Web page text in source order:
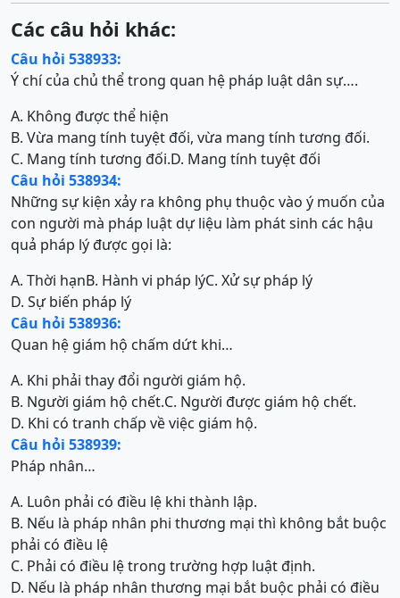
Các câu hỏi khác:
Câu hỏi 538933:
Ý chí của chủ thể trong quan hệ pháp luật dân sự….
A. Không được thể hiện
B. Vừa mang tính tuyệt đối, vừa mang tính tương đối.
C. Mang tính tương đối.D. Mang tính tuyệt đối
Câu hỏi 538934:
Những sự kiện xảy ra không phụ thuộc vào ý muốn của
con người mà pháp luật dự liệu làm phát sinh các hậu
quả pháp lý được gọi là:
A. Thời hạnB. Hành vi pháp lýC. Xử sự pháp lý
D. Sự biến pháp lý
Câu hỏi 538936:
Quan hệ giám hộ chấm dứt khi…
A. Khi phải thay đổi người giám hộ.
B. Người giám hộ chết.C. Người được giám hộ chết.
D. Khi có tranh chấp về việc giám hộ.
Câu hỏi 538939:
Pháp nhân…
A. Luôn phải có điều lệ khi thành lập.
B. Nếu là pháp nhân phi thương mại thì không bắt buộc
phải có điều lệ
C. Phải có điều lệ trong trường hợp luật định.
D. Nếu là pháp nhân thương mại bắt buộc phải có điều